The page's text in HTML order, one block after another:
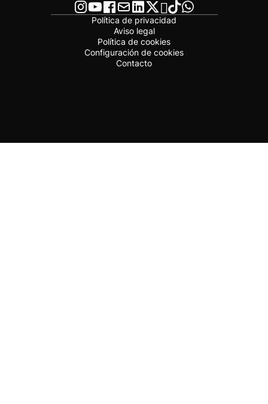
Política de privacidad
Aviso legal
Política de cookies
Configuración de cookies
Contacto